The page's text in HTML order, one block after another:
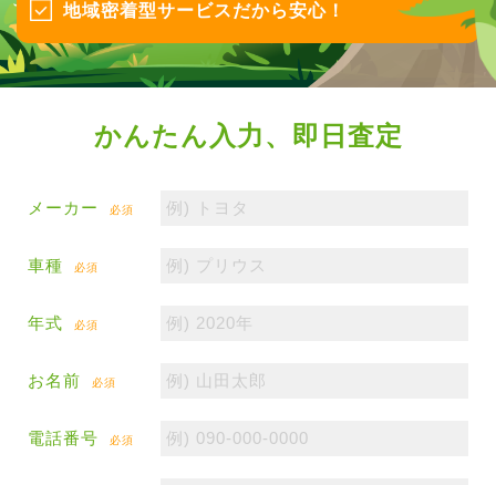
地域密着型サービスだから安心！
かんたん入力、即日査定
メーカー 必須
車種 必須
年式 必須
お名前 必須
電話番号 必須